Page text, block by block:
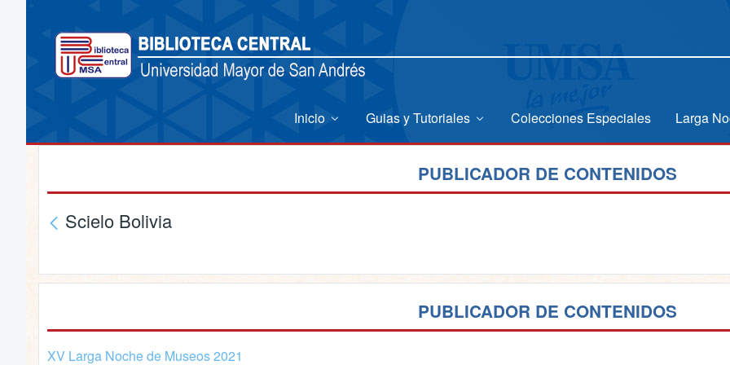
Inicio Guias y Tutoriales Colecciones Especiales Larga
PUBLICADOR DE CONTENIDOS
Scielo Bolivia
PUBLICADOR DE CONTENIDOS
XV Larga Noche de Museos 2021